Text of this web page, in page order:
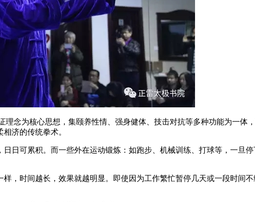
为核心思想，集颐养性情、强身健体、技击对抗等多种功能为一体，
济的传统拳术。
可累积。而一些外在运动锻炼：如跑步、机械训练、打球等，一旦
时间越长，效果就越明显。即使因为工作繁忙暂停几天或一段时间